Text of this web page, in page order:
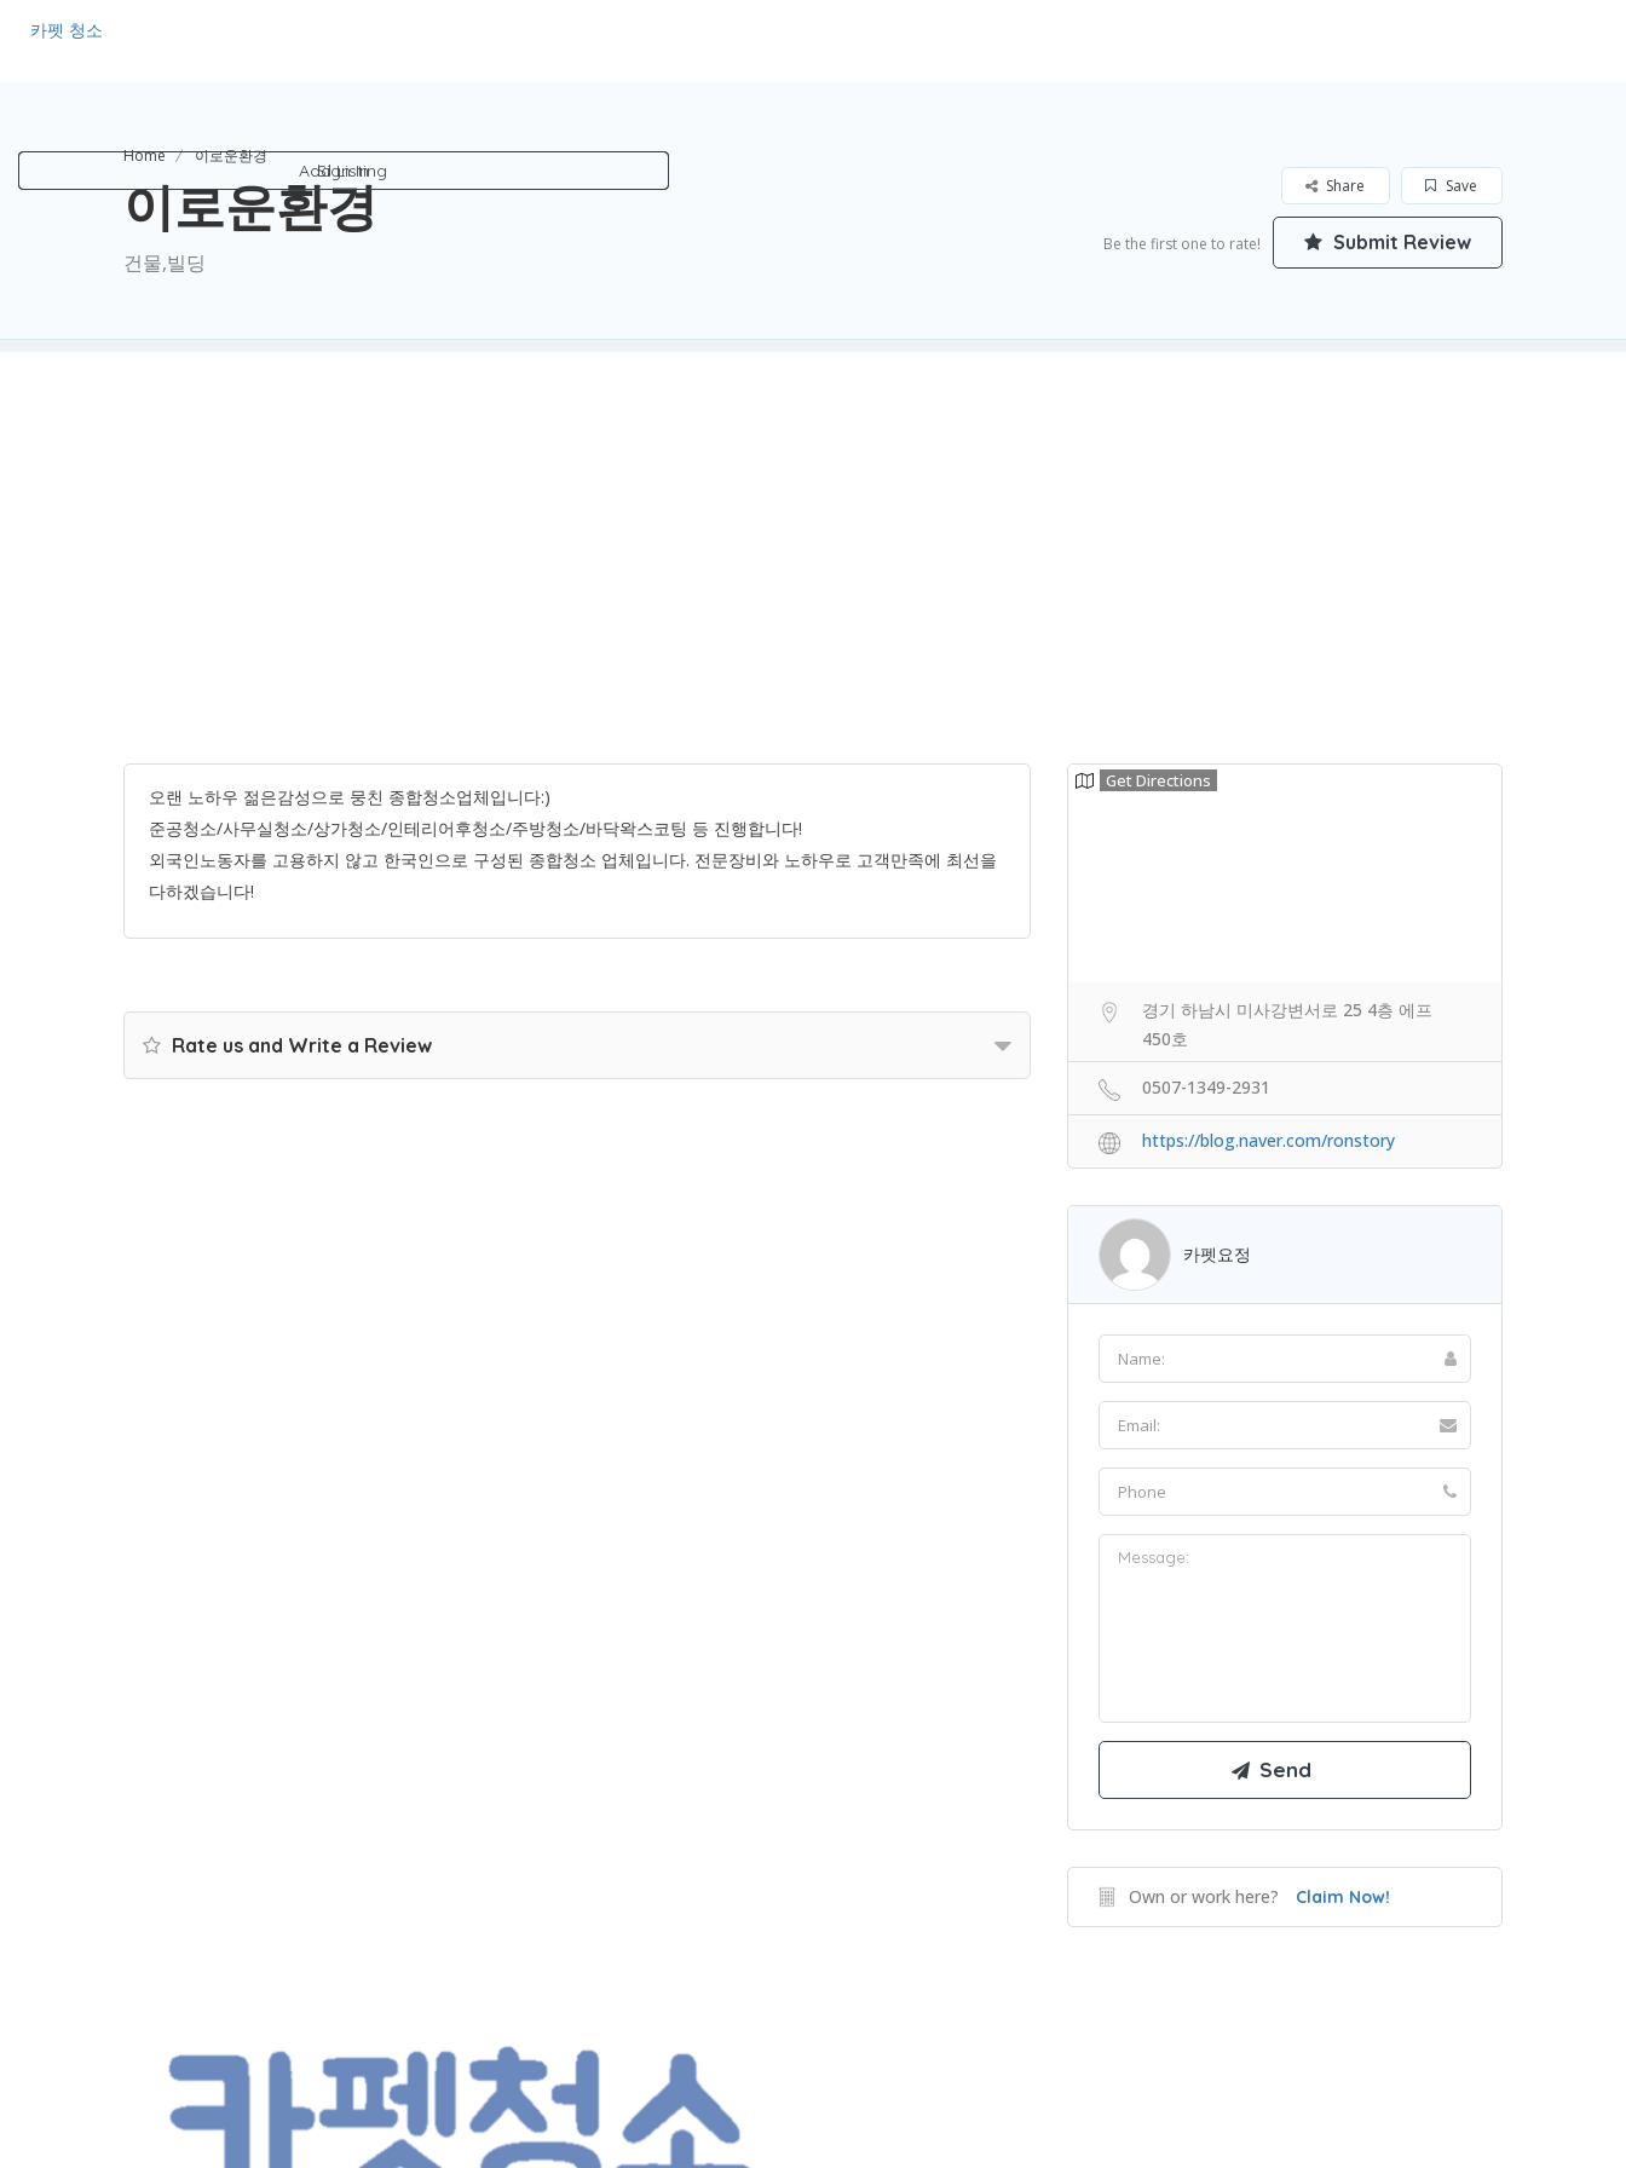
Add Listing
Sign In
카펫 청소
Home 이로운환경
이로운환경
건물,빌딩
Save
Share
Be the first one to rate! Submit Review
오랜 노하우 젊은감성으로 뭉친 종합청소업체입니다:)
준공청소/사무실청소/상가청소/인테리어후청소/주방청소/바닥왁스코팅 등 진행합니다!
외국인노동자를 고용하지 않고 한국인으로 구성된 종합청소 업체입니다. 전문장비와 노하우로 고객만족에 최선을
다하겠습니다!
Rate us and Write a Review
Get Directions
경기 하남시 미사강변서로 25 4층 에프
450호
0507-1349-2931
https://blog.naver.com/ronstory
카펫요정
Own or work here? Claim Now!